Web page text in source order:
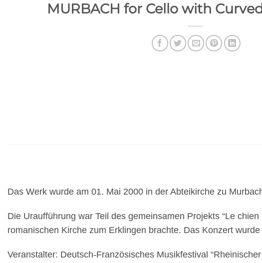
MURBACH for Cello with
Das Werk wurde am 01. Mai 2000 in der Abteikirche zu
Die Uraufführung war Teil des gemeinsamen Projekts “Le
romanischen Kirche zum Erklingen brachte. Das Konzert
Veranstalter: Deutsch-Französisches Musikfestival